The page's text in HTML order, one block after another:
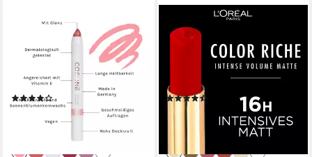
COSLINE COSMETICS
Lippenstift langanhaltend,
pflegend, cremige Textur, mit
natürlichen Inhaltsstoffen,
Made in Germany
(5)
16,90 €
(1.207,14 €/ 100 g)
lieferbar - in 4-5 Werktagen bei dir
Lippenstift COLOR RICHE
INTENSE VOLUME MATTE,
mit Arganöl und
Hyaluronsäure, pudrig mattes
Finish
12,99 €
(7.216,67 €/ 1 kg)
lieferbar - in 2-3 Werktagen bei dir